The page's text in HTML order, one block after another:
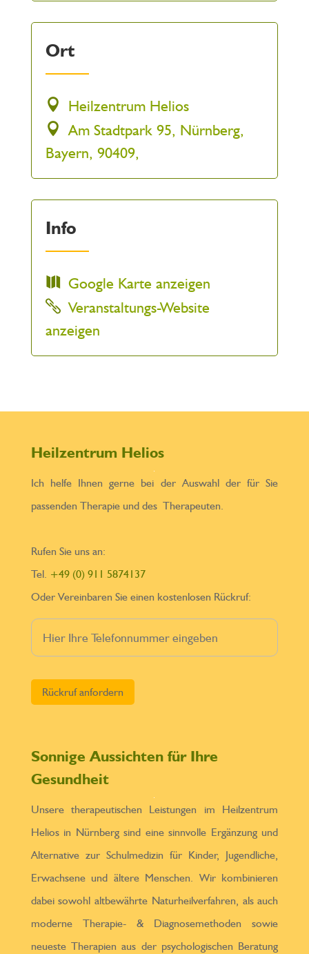
Ort
Heilzentrum Helios
Am Stadtpark 95, Nürnberg,
Bayern, 90409,
Info
Google Karte anzeigen
Veranstaltungs-Website
anzeigen
Heilzentrum Helios
Ich helfe Ihnen gerne bei der Auswahl der für Sie
passenden Therapie und des Therapeuten.
Rufen Sie uns an:
Tel. +49 (0) 911 5874137
Oder Vereinbaren Sie einen kostenlosen Rückruf:
Sonnige Aussichten für Ihre
Gesundheit
Unsere therapeutischen Leistungen im Heilzentrum
Helios in Nürnberg sind eine sinnvolle Ergänzung und
Alternative zur Schulmedizin für Kinder, Jugendliche,
Erwachsene und ältere Menschen. Wir kombinieren
dabei sowohl altbewährte Naturheilverfahren, als auch
moderne Therapie- & Diagnosemethoden sowie
neueste Therapien aus der psychologischen Beratung